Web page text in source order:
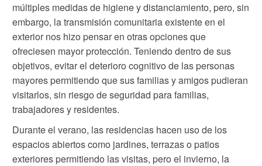
múltiples medidas de higiene y distanciamiento, pero, sin
embargo, la transmisión comunitaria existente en el
exterior nos hizo pensar en otras opciones que
ofreciesen mayor protección. Teniendo dentro de sus
objetivos, evitar el deterioro cognitivo de las personas
mayores permitiendo que sus familias y amigos pudieran
visitarlos, sin riesgo de seguridad para familias,
trabajadores y residentes.
Durante el verano, las residencias hacen uso de los
espacios abiertos como jardines, terrazas o patios
exteriores permitiendo las visitas, pero el invierno, la